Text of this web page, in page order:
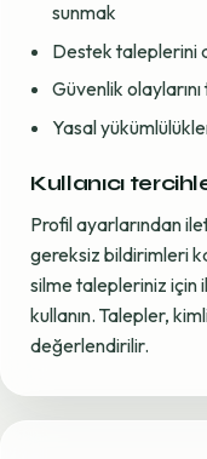
sunmak
Destek taleplerini
Güvenlik
Yasal
Kullanıcı
Profil ayarlarından
gereksiz bildirimleri
silme talepleriniz için
kullanın. Talepler,
değerlendirilir.